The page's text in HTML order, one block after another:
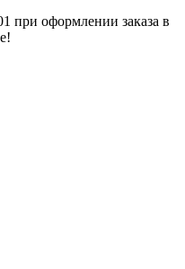
при оформлении заказа в